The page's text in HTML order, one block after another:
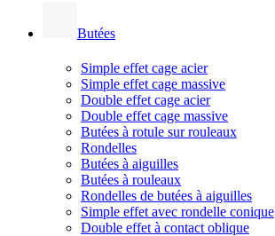
Butées
Simple effet cage acier
Simple effet cage massive
Double effet cage acier
Double effet cage massive
Butées à rotule sur rouleaux
Rondelles
Butées à aiguilles
Butées à rouleaux
Rondelles de butées à aiguilles
Simple effet avec rondelle conique
Double effet à contact oblique